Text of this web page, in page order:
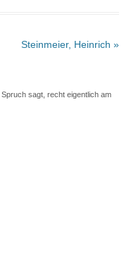
Steinmeier, Heinrich »
sagt, recht eigentlich am